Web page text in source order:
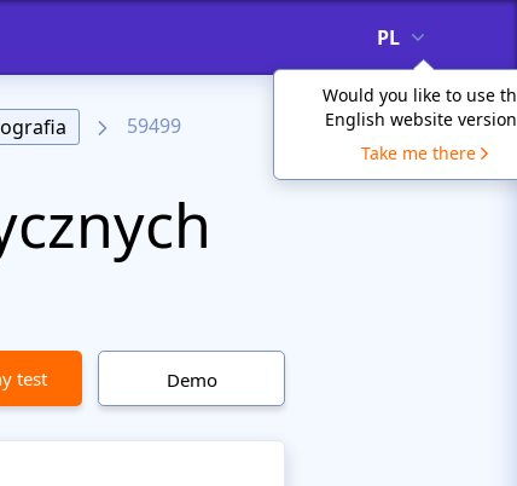
PL
Would you like to use
English website
Take me there
59499
test Demo